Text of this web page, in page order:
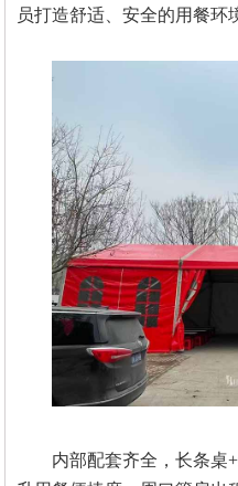
员打造舒适、安全的用餐环
内部配套齐全，长条桌